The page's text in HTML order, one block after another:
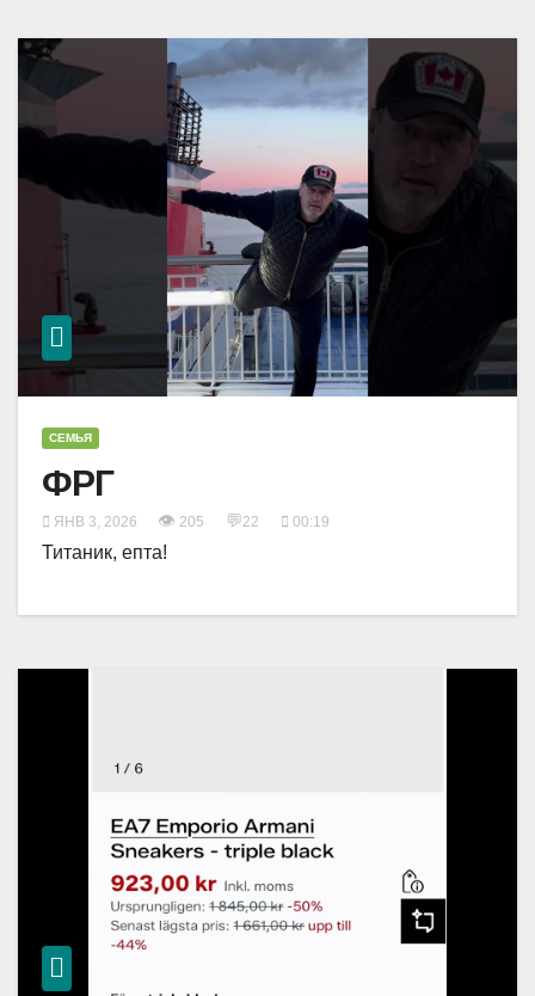
СЕМЬЯ
ФРГ
ЯНВ 3, 2026 👁 205 💬22 00:19
Титаник, епта!